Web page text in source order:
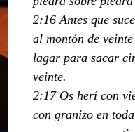
2:16 Antes que
al montón de
lagar para sacar
veinte.
2:17 Os herí con
con granizo en